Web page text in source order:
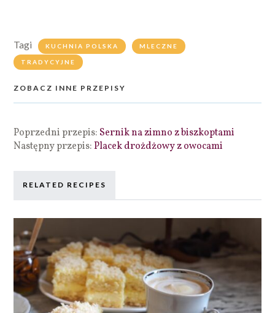
Tagi KUCHNIA POLSKA MLECZNE
TRADYCYJNE
ZOBACZ INNE PRZEPISY
Poprzedni przepis: Sernik na zimno z biszkoptami
Następny przepis:Placek drożdżowy z owocami
RELATED RECIPES